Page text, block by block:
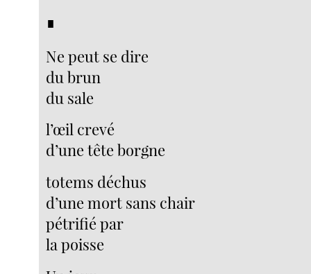
∎
Ne peut se dire
du brun
du sale
l’œil crevé
d’une tête borgne
totems déchus
d’une mort sans chair
pétrifié par
la poisse